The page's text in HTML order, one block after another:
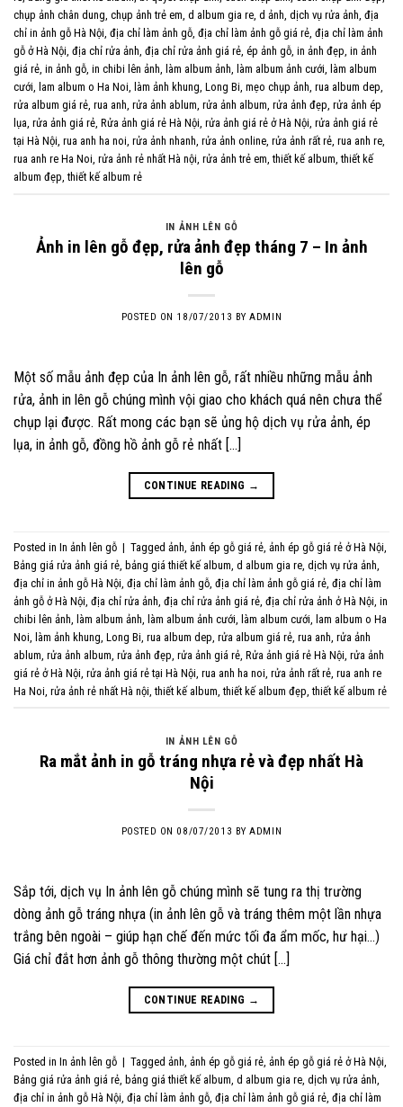
chụp ảnh chân dung, chụp ảnh trẻ em, d album gia re, d ảnh, dịch vụ rửa ảnh, địa
chỉ in ảnh gỗ Hà Nội, địa chỉ làm ảnh gỗ, địa chỉ làm ảnh gỗ giá rẻ, địa chỉ làm ảnh
gỗ ở Hà Nội, địa chỉ rửa ảnh, địa chỉ rửa ảnh giá rẻ, ép ảnh gỗ, in ảnh đẹp, in ảnh
giá rẻ, in ảnh gỗ, in chibi lên ảnh, làm album ảnh, làm album ảnh cưới, làm album
cưới, lam album o Ha Noi, làm ảnh khung, Long Bi, mẹo chụp ảnh, rua album dep,
rửa album giá rẻ, rua anh, rửa ảnh ablum, rửa ảnh album, rửa ảnh đẹp, rửa ảnh ép
lụa, rửa ảnh giá rẻ, Rửa ảnh giá rẻ Hà Nội, rửa ảnh giá rẻ ở Hà Nội, rửa ảnh giá rẻ
tại Hà Nội, rua anh ha noi, rửa ảnh nhanh, rửa ảnh online, rửa ảnh rất rẻ, rua anh re,
rua anh re Ha Noi, rửa ảnh rẻ nhất Hà nội, rửa ảnh trẻ em,thiết kế album,thiết kế
album đẹp,thiết kế album rẻ
IN ẢNH LÊN GỖ
Ảnh in lên gỗ đẹp, rửa ảnh đẹp tháng 7 – In ảnh
lên gỗ
POSTED ON 18/07/2013 BYADMIN
Một số mẫu ảnh đẹp của In ảnh lên gỗ, rất nhiều những mẫu ảnh
rửa, ảnh in lên gỗ chúng mình vội giao cho khách quá nên chưa thể
chụp lại được. Rất mong các bạn sẽ ủng hộ dịch vụ rửa ảnh, ép
lụa, in ảnh gỗ, đồng hồ ảnh gỗ rẻ nhất […]
CONTINUE READING →
Posted in In ảnh lên gỗ | Tagged ảnh ảnh ép gỗ giá rẻ ảnh ép gỗ giá rẻ ở Hà Nội
Bảng giá rửa ảnh giá rẻ bảng giá thiết kế album d album gia re dịch vụ rửa ảnh
địa chỉ in ảnh gỗ Hà Nội địa chỉ làm ảnh gỗ địa chỉ làm ảnh gỗ giá rẻ địa chỉ làm
ảnh gỗ ở Hà Nội địa chỉ rửa ảnh địa chỉ rửa ảnh giá rẻ địa chỉ rửa ảnh ở Hà Nội in
chibi lên ảnh
làm album ảnh làm album ảnh cưới làm album cưới
lam album o Ha
Noi
làm ảnh khung Long Bi rua album dep rửa album giá rẻ rua anh rửa ảnh
ablum rửa ảnh album rửa ảnh đẹp rửa ảnh giá rẻ Rửa ảnh giá rẻ Hà Nội rửa ảnh
giá rẻ ở Hà Nội rửa ảnh giá rẻ tại Hà Nội rua anh ha noi rửa ảnh rất rẻ rua anh re
Ha Noi rửa ảnh rẻ nhất Hà nội ,thiết kế album ,thiết kế album đẹp ,thiết kế album rẻ
IN ẢNH LÊN GỖ
Ra mắt ảnh in gỗ tráng nhựa rẻ và đẹp nhất Hà
Nội
POSTED ON 08/07/2013 BYADMIN
Sắp tới, dịch vụ In ảnh lên gỗ chúng mình sẽ tung ra thị trường
dòng ảnh gỗ tráng nhựa (in ảnh lên gỗ và tráng thêm một lần nhựa
trắng bên ngoài – giúp hạn chế đến mức tối đa ẩm mốc, hư hại…)
Giá chỉ đắt hơn ảnh gỗ thông thường một chút […]
CONTINUE READING →
Posted in In ảnh lên gỗ | Tagged ảnh ảnh ép gỗ giá rẻ ảnh ép gỗ giá rẻ ở Hà Nội
Bảng giá rửa ảnh giá rẻ bảng giá thiết kế album d album gia re dịch vụ rửa ảnh
địa chỉ in ảnh gỗ Hà Nội địa chỉ làm ảnh gỗ địa chỉ làm ảnh gỗ giá rẻ địa chỉ làm